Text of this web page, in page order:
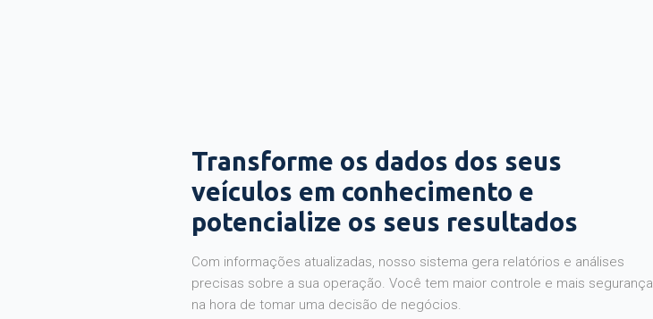
Transforme os dados dos seus
veículos em conhecimento e
potencialize os seus resultados
Com informações atualizadas, nosso sistema gera relatórios e análises
precisas sobre a sua operação. Você tem maior controle e mais segurança
na hora de tomar uma decisão de negócios.